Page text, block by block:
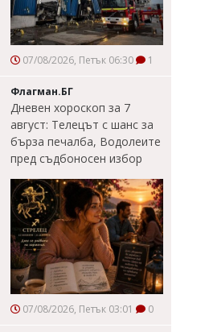
07/08/2026, Петък 06:30 1
Флагман.БГ
Дневен хороскоп за 7
август: Телецът с шанс за
бърза печалба, Водолеите
пред съдбоносен избор
07/08/2026, Петък 03:01 0